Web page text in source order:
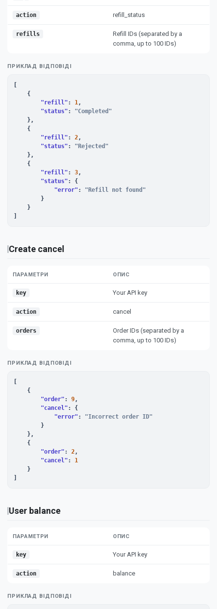
action refill_status
refills
Refill IDs (separated by a
comma, up to 100 IDs)
ПРИКЛАД ВІДПОВІДІ
"refill" : 1,
"status" : "Completed"
"refill" : 2,
"status" : "Rejected"
"refill" : 3,
"status" : {
"error" : "Refill not found"
Create cancel
ПАРАМЕТРИ ОПИС
key Your API key
action cancel
orders
Order IDs (separated by a
comma, up to 100 IDs)
ПРИКЛАД ВІДПОВІДІ
"order" : 9,
"cancel" : {
"error" : "Incorrect order ID"
"order" : 2,
"cancel" : 1
User balance
ПАРАМЕТРИ ОПИС
key Your API key
action balance
ПРИКЛАД ВІДПОВІДІ